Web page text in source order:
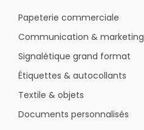
Papeterie commerciale
Communication & marketing
Signalétique grand format
Étiquettes & autocollants
Textile & objets
Documents personnalisés